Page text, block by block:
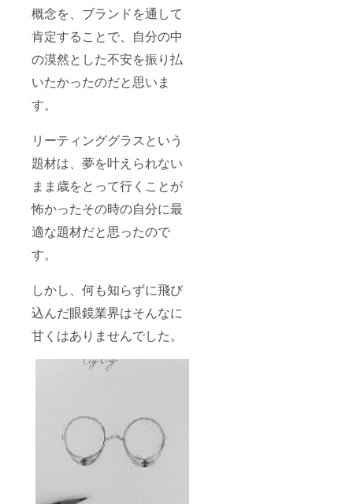
概念を、ブランドを通して
肯定することで、自分の中
の漠然とした不安を振り払
いたかったのだと思いま
す。
リーティンググラスという
題材は、夢を叶えられない
まま歳をとって行くことが
怖かったその時の自分に最
適な題材だと思ったので
す。
しかし、何も知らずに飛び
込んだ眼鏡業界はそんなに
甘くはありませんでした。